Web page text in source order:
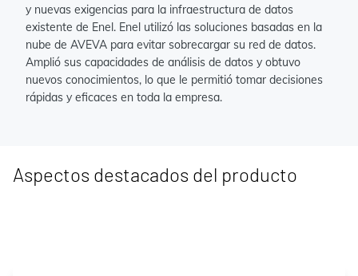
y nuevas exigencias para la infraestructura de datos
existente de Enel. Enel utilizó las soluciones basadas en la
nube de AVEVA para evitar sobrecargar su red de datos.
Amplió sus capacidades de análisis de datos y obtuvo
nuevos conocimientos, lo que le permitió tomar decisiones
rápidas y eficaces en toda la empresa.
Aspectos destacados del producto